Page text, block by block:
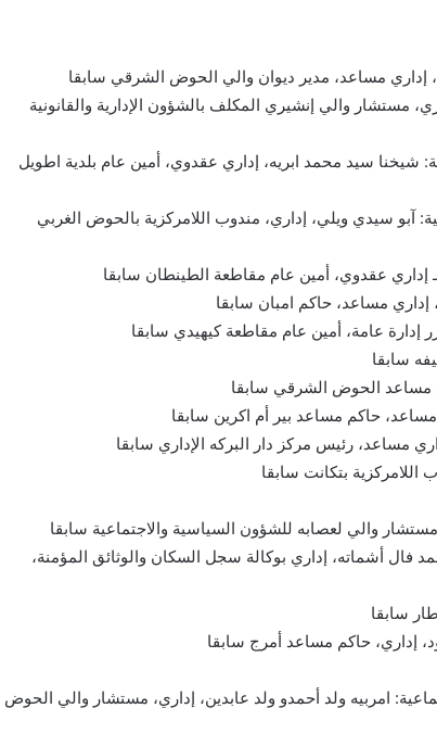
إداري مساعد، مدير ديوان والي الحوض الشرقي سابقا
مستشار والي إنشيري المكلف بالشؤون الإدارية والقانونية
شيخنا سيد محمد ابريه، إداري عقدوي، أمين عام بلدية اطويل
آبو سيدي ويلي، إداري، مندوب اللامركزية بالحوض الغربي
عقدوي، أمين عام مقاطعة الطينطان سابقا
مساعد، حاكم امبان سابقا
عامة، أمين عام مقاطعة كيهيدي سابقا
سابقا
مساعد الحوض الشرقي سابقا
حاكم مساعد بير أم اكرين سابقا
مساعد، رئيس مركز دار البركه الإداري سابقا
بتكانت سابقا
والي لعصابه للشؤون السياسية والاجتماعية سابقا
فال أشماته، إداري بوكالة سجل السكان والوثائق المؤمنة،
سابقا
إداري، حاكم مساعد أمرج سابقا
امربيه ولد أحمدو ولد عابدين، إداري، مستشار والي الحوض